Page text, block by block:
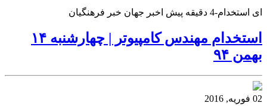
ای استخدام-4 دقیقه پیش اخبر جهان خبر فرهنگیان
استخدام مهندس کامپیوتر | چهارشنبه ۱۴
بهمن ۹۴
02 فوریه, 2016